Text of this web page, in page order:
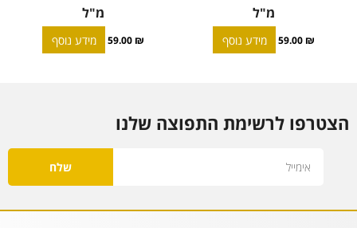
מ"ל
59.00 ₪ מידע נוסף
מ"ל
59.00 ₪ מידע נוסף
הצטרפו לרשימת התפוצה שלנו
שלח